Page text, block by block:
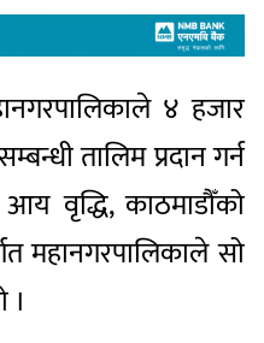
४ हजार
तालिम प्रदान गर्न
वृद्धि, काठमाडौँको
महानगरपालिकाले सो
।